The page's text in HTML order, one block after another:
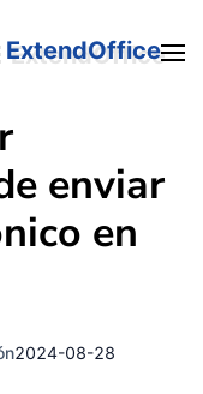
ExtendOffice
enviar
en
2024-08-28